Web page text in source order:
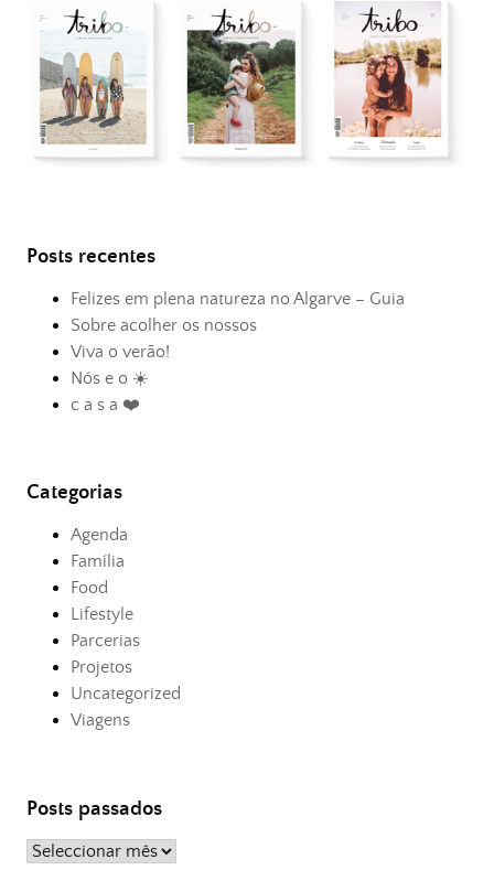
Posts recentes
Felizes em plena natureza no Algarve – Guia
Sobre acolher os nossos
Viva o verão!
Nós e o ☀️
c a s a ❤️
Categorias
Agenda
Família
Food
Lifestyle
Parcerias
Projetos
Uncategorized
Viagens
Posts passados
Posts